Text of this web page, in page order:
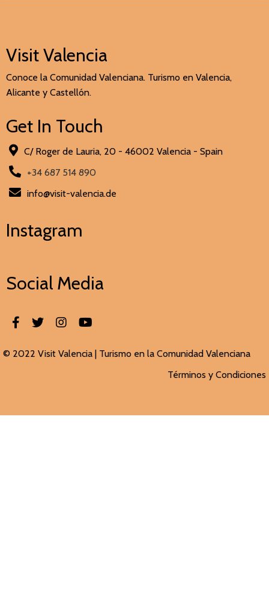
Visit Valencia
Conoce la Comunidad Valenciana. Turismo en Valencia,
Alicante y Castellón.
Get In Touch
C/ Roger de Lauria, 20 - 46002 Valencia - Spain
+34 687 514 890
info@visit-valencia.de
Instagram
Social Media
© 2022 Visit Valencia | Turismo en la Comunidad Valenciana
Términos y Condiciones